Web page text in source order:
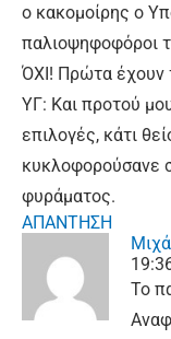
ο κακομοίρης ο
παλιοψηφοφόροι
ΌΧΙ! Πρώτα έχουν
ΥΓ: Και προτού
επιλογές, κάτι
κυκλοφορούσανε
φυράματος.
ΑΠΑΝΤΗΣΗ
Το